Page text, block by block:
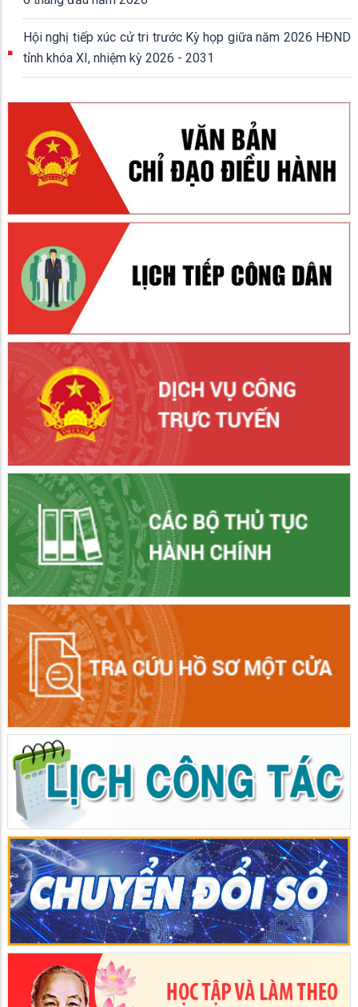
Hội nghị tiếp xúc cử tri trước Kỳ họp giữa năm 2026 HĐND
tỉnh khóa XI, nhiệm kỳ 2026 - 2031